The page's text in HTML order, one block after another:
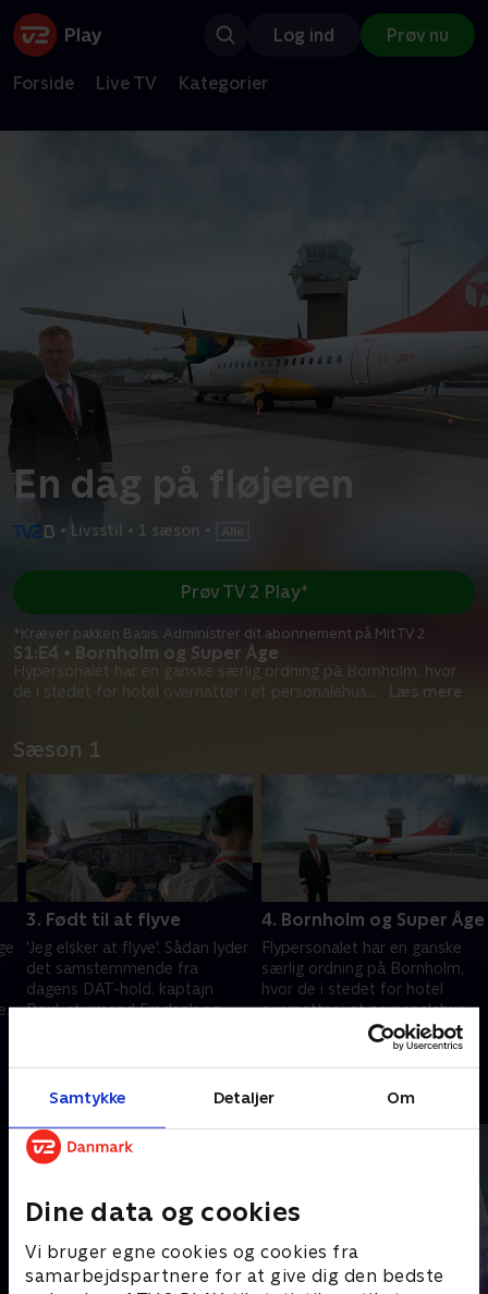
Samtykke Detaljer Om
Dine data og cookies
Vi bruger egne cookies og cookies fra
samarbejdspartnere for at give dig den bedste
Log ind Prøv nu
Forside Live TV Kategorier
En dag på fløjeren
• Livsstil • 1 sæson •
S1:E4 • Bornholm og Super Åge
Flypersonalet har en ganske særlig ordning på Bornholm, hvor
de i stedet for hotel overnatter i et personalehus.
Læs mere
Prøv TV 2 Play*
*Kræver pakken Basis. Administrer dit abonnement på Mit TV 2.
Sæson 1
3. Født til at flyve
'Jeg elsker at flyve'. Sådan lyder
det samstemmende fra
dagens DAT-hold, kaptajn
Poul, styrmand Frederik og
4. Bornholm og Super Åge
Flypersonalet har en ganske
særlig ordning på Bornholm,
hvor de i stedet for hotel
overnatter i et personalehus.
En baraklignende bygning bag
6. september 2025 • 26 min
Andre så også